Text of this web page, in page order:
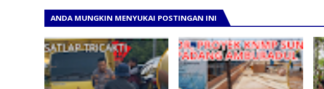
ANDA MUNGKIN MENYUKAI POSTINGAN INI